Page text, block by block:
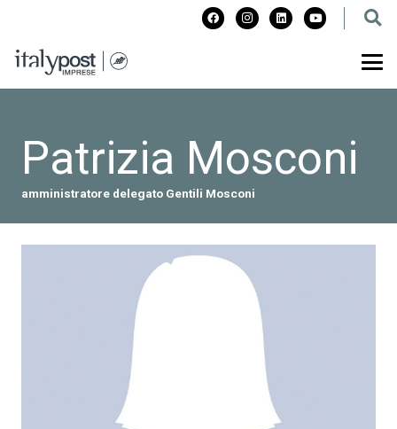
Patrizia Mosconi
amministratore delegato Gentili Mosconi